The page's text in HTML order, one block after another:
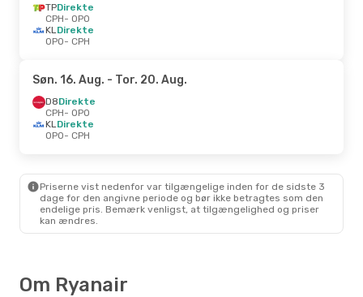
TPDirekte
CPH- OPO
KLDirekte
OPO- CPH
Søn. 16. Aug. - Tor. 20. Aug.
D8Direkte
CPH- OPO
KLDirekte
OPO- CPH
Priserne vist nedenfor var tilgængelige inden for de sidste 3
dage for den angivne periode og bør ikke betragtes som den
endelige pris. Bemærk venligst, at tilgængelighed og priser
kan ændres.
Om Ryanair